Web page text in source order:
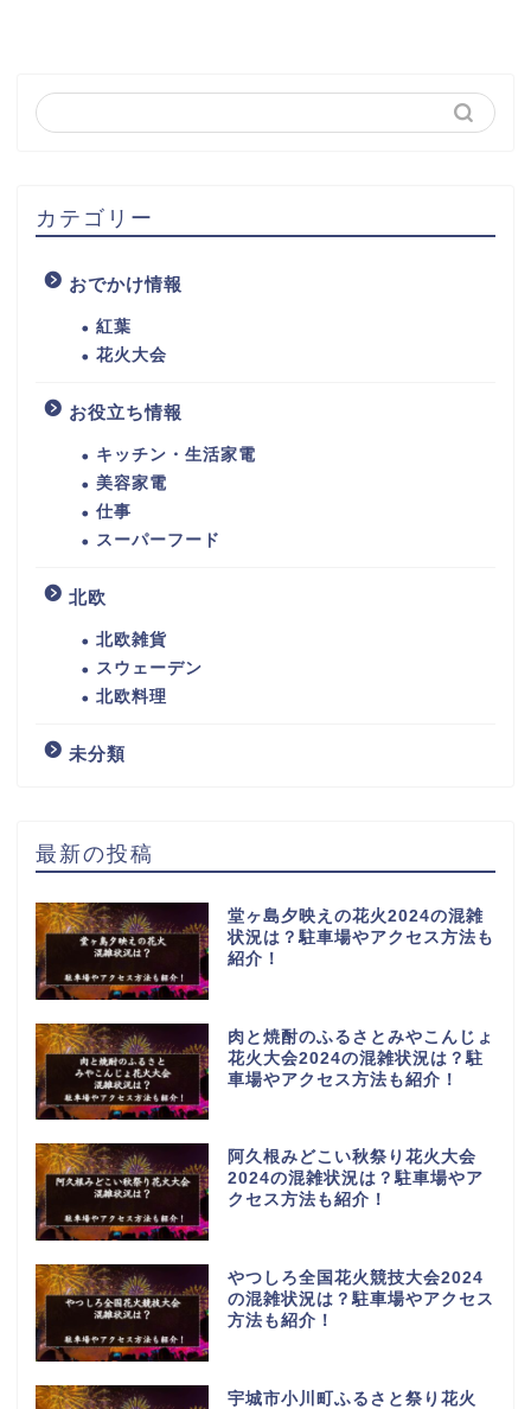
カテゴリー
おでかけ情報
紅葉
花火大会
お役立ち情報
キッチン・生活家電
美容家電
仕事
スーパーフード
北欧
北欧雑貨
スウェーデン
北欧料理
未分類
最新の投稿
堂ヶ島夕映えの花火2024の混雑
状況は？駐車場やアクセス方法も
紹介！
肉と焼酎のふるさとみやこんじょ
花火大会2024の混雑状況は？駐
車場やアクセス方法も紹介！
阿久根みどこい秋祭り花火大会
2024の混雑状況は？駐車場やア
クセス方法も紹介！
やつしろ全国花火競技大会2024
の混雑状況は？駐車場やアクセス
方法も紹介！
宇城市小川町ふるさと祭り花火